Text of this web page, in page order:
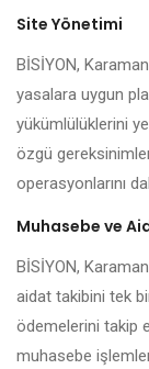
Site Yönetimi
BİSİYON,
yasalara uygun
yükümlülüklerini
özgü
operasyonlarını
Muhasebe ve
BİSİYON,
aidat takibini tek
ödemelerini takip
muhasebe